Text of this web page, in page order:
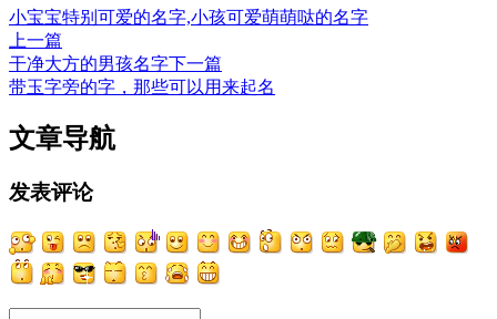
小宝宝特别可爱的名字,小孩可爱萌萌哒的名字
上一篇
干净大方的男孩名字下一篇
带玉字旁的字，那些可以用来起名
文章导航
发表评论